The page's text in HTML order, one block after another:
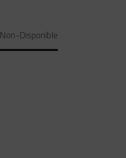
Non-Disponible